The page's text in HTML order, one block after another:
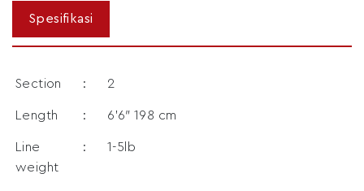
Section : 2
Length : 6’6″ 198 cm
Line
weight
: 1-5lb